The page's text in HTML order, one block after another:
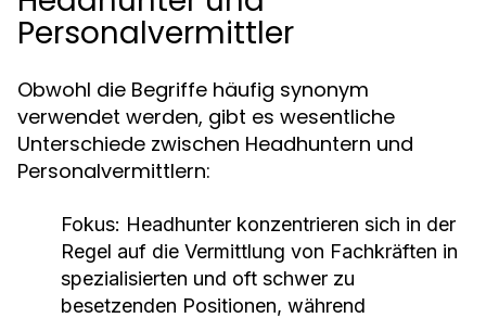
Personalvermittler
Obwohl die Begriffe häufig synonym
verwendet werden, gibt es wesentliche
Unterschiede zwischen Headhuntern und
Personalvermittlern:
Fokus: Headhunter konzentrieren sich in der
Regel auf die Vermittlung von Fachkräften in
spezialisierten und oft schwer zu
besetzenden Positionen, während